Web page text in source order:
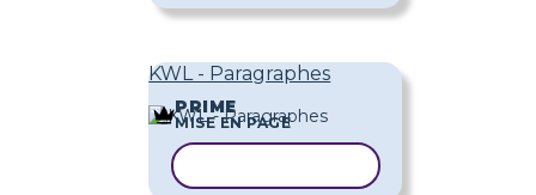
KWL - Paragraphes
PRIME
MISE EN PAGE